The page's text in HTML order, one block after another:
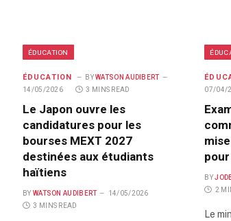
ÉDUCATION
ÉDUCATION BY WATSON AUDIBERT
14/05/2026
3 MINS READ
Le Japon ouvre les
candidatures pour les
bourses MEXT 2027
destinées aux étudiants
haïtiens
BY WATSON AUDIBERT
14/05/2026
3 MINS READ
07/04/
BY
2
Le